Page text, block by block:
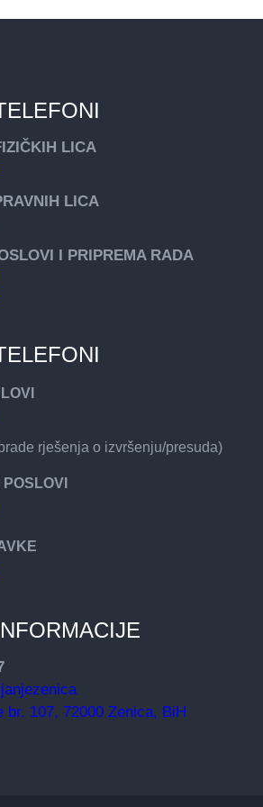
LICA
LICA
I PRIPREMA RADA
rješenja o izvršenju/presuda)
br. 107, 72000 Zenica, BiH